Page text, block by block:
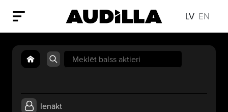
LV EN
Search
for:
Ienākt